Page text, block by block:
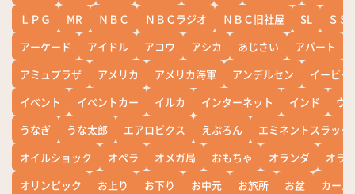
ＬＰＧ
MR ＮＢＣ ＮＢＣラジオ ＮＢＣ旧社屋 SL
ＳＳ
アーケード
アイドル アコウ アシカ あじさい アパート
アミュプラザ
アメリカ アメリカ海軍 アンデルセン
イービー
イベント
イベントカー イルカ インターネット インド
ウ
うなぎ
うな太郎 エアロビクス えぷろん
エミネントスラック
オイルショック
オペラ オメガ局 おもちゃ オランダ
オラ
オリンピック
お上り お下り お中元 お旅所 お盆
カー